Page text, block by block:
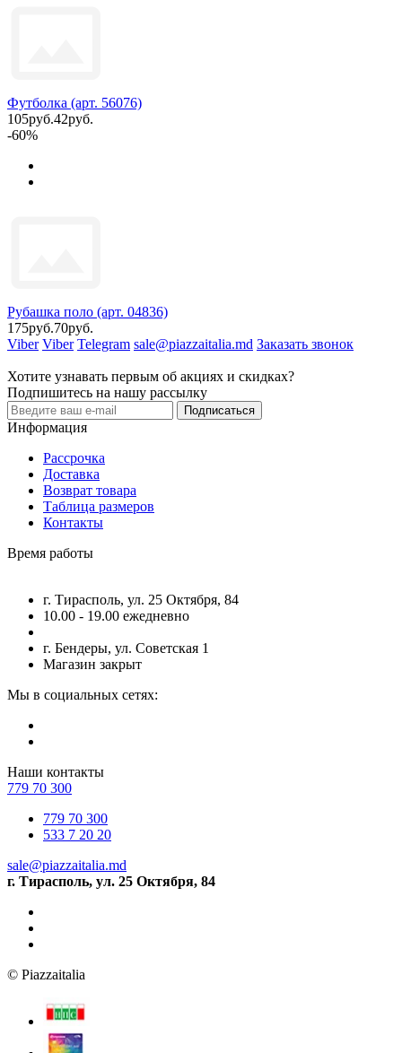
Футболка (арт. 56076)
105руб.42руб.
-60%
Рубашка поло (арт. 04836)
175руб.70руб.
Viber Viber Telegram sale@piazzaitalia.md Заказать звонок
Хотите узнавать первым об акциях и скидках?
Подпишитесь на нашу рассылку
Подписаться
Информация
Рассрочка
Доставка
Возврат товара
Таблица размеров
Контакты
Время работы
г. Тирасполь, ул. 25 Октября, 84
10.00 - 19.00 ежедневно
г. Бендеры, ул. Советская 1
Магазин закрыт
Мы в социальных сетях:
Наши контакты
779 70 300
779 70 300
533 7 20 20
sale@piazzaitalia.md
г. Тирасполь, ул. 25 Октября, 84
© Piazzaitalia